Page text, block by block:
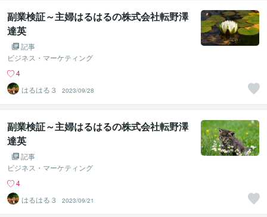
副業検証～主婦はるはるの株式会社転野澤
達英
記事
ビジネス・マーケティング
4
はるはる３
2023/09/28
副業検証～主婦はるはるの株式会社転野澤
達英
記事
ビジネス・マーケティング
4
はるはる３
2023/09/21